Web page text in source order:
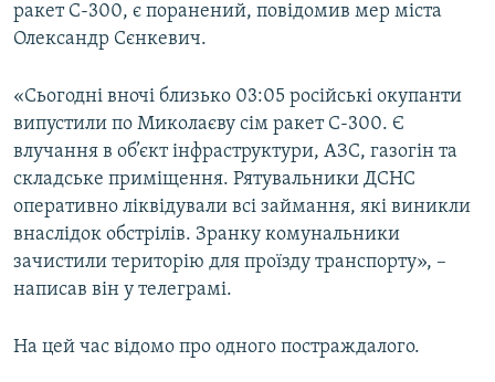
КТАТ
Усі сайти RFE/RL
ракет С-300, є поранений, повідомив мер міста
Олександр Сєнкевич.
«Сьогодні вночі близько 03:05 російські окупанти
випустили по Миколаєву сім ракет С-300. Є
влучання в об’єкт інфраструктури, АЗС, газогін та
складське приміщення. Рятувальники ДСНС
оперативно ліквідували всі займання, які виникли
внаслідок обстрілів. Зранку комунальники
зачистили територію для проїзду транспорту», –
написав він у телеграмі.
На цей час відомо про одного постраждалого.